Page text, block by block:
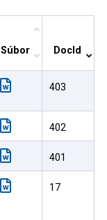
Súbor DocId
403
402
401
17